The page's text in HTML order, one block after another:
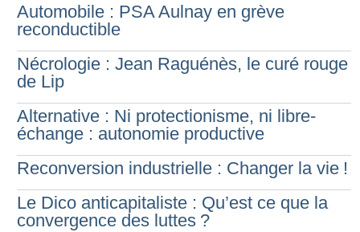
Automobile : PSA Aulnay en grève
reconductible
Nécrologie : Jean Raguénès, le curé rouge
de Lip
Alternative : Ni protectionisme, ni libre-
échange : autonomie productive
Reconversion industrielle : Changer la vie !
Le Dico anticapitaliste : Qu’est ce que la
convergence des luttes ?